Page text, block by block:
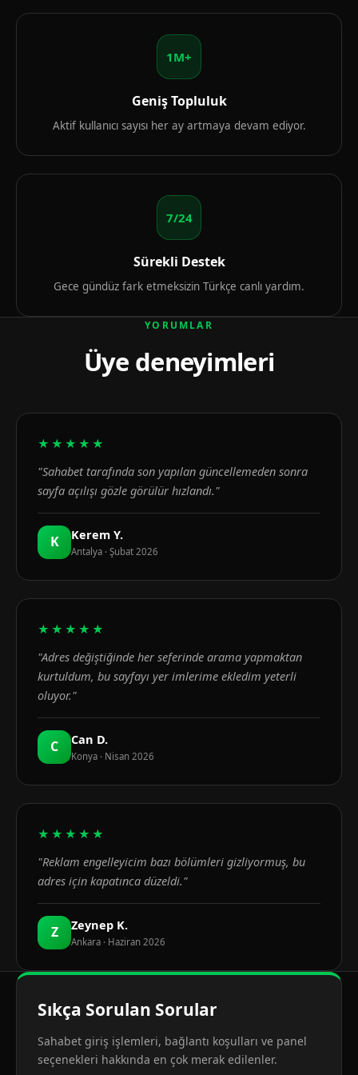
1M+
Geniş Topluluk
Aktif kullanıcı sayısı her ay artmaya devam ediyor.
7/24
Sürekli Destek
Gece gündüz fark etmeksizin Türkçe canlı yardım.
YORUMLAR
Üye deneyimleri
★★★★★
"Sahabet tarafında son yapılan güncellemeden sonra
sayfa açılışı gözle görülür hızlandı."
K Kerem Y.
Antalya · Şubat 2026
★★★★★
"Adres değiştiğinde her seferinde arama yapmaktan
kurtuldum, bu sayfayı yer imlerime ekledim yeterli
oluyor."
C Can D.
Konya · Nisan 2026
★★★★★
"Reklam engelleyicim bazı bölümleri gizliyormuş, bu
adres için kapatınca düzeldi."
Z Zeynep K.
Ankara · Haziran 2026
Sıkça Sorulan Sorular
Sahabet giriş işlemleri, bağlantı koşulları ve panel
seçenekleri hakkında en çok merak edilenler.